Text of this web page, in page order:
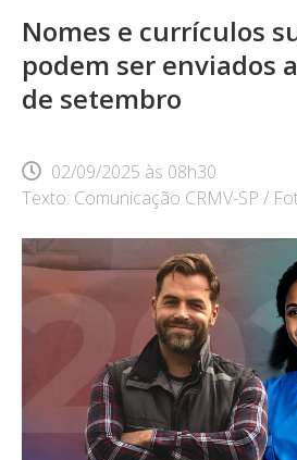
Nomes e currículos
podem ser enviados
de setembro
02/09/2025 às 08h30
Texto: Comunicação CRMV-SP /